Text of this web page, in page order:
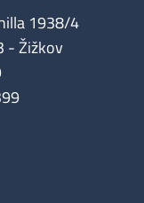
1938/4
- Žižkov